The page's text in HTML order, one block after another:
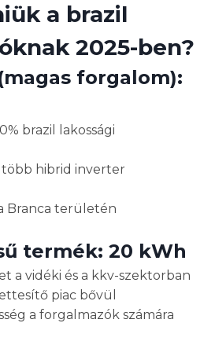
a brazil
2025-ben?
forgalom):
brazil lakossági
hibrid inverter
Branca területén
termék: 20 kWh
a vidéki és a kkv-szektorban
piac bővül
a forgalmazók számára